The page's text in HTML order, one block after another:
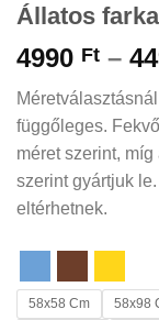
Állatos
4990 Ft –
függőleges.
méret szerint,
szerint gyártjuk
eltérhetnek.
58x58 Cm 58x98